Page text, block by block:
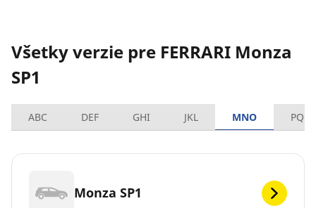
Všetky verzie pre FERRARI Monza
SP1
ABC DEF GHI JKL MNO PQRS
Monza SP1